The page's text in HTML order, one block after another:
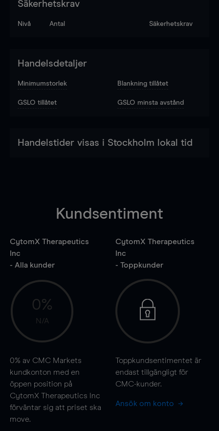
Säkerhetskrav
Nivå Antal Säkerhetskrav
Handelsdetaljer
Minimumstorlek Blankning tillåtet
GSLO tillåtet GSLO minsta avstånd
Handelstider visas i Stockholm lokal tid
Kundsentiment
CytomX Therapeutics
Inc
- Alla kunder
0%
N/A
0% av CMC Markets
kundkonton med en
öppen position på
CytomX Therapeutics Inc
förväntar sig att priset ska
move.
CytomX Therapeutics
Inc
- Toppkunder
Toppkundsentimentet är
endast tillgängligt för
CMC-kunder.
Ansök om konto